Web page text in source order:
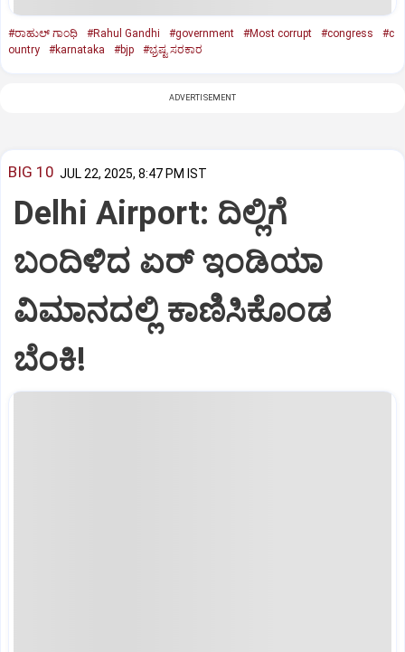
#ರಾಹುಲ್‌ ಗಾಂಧಿ #Rahul Gandhi #government #Most corrupt #congress
#c
ountry
#karnataka #bjp #ಭ್ರಷ್ಟ ಸರಕಾರ
ADVERTISEMENT
BIG 10 JUL 22, 2025, 8:47 PM IST
Delhi Airport: ದಿಲ್ಲಿಗೆ
ಬಂದಿಳಿದ ಏರ್‌ ಇಂಡಿಯಾ
ವಿಮಾನದಲ್ಲಿ ಕಾಣಿಸಿಕೊಂಡ
ಬೆಂಕಿ!